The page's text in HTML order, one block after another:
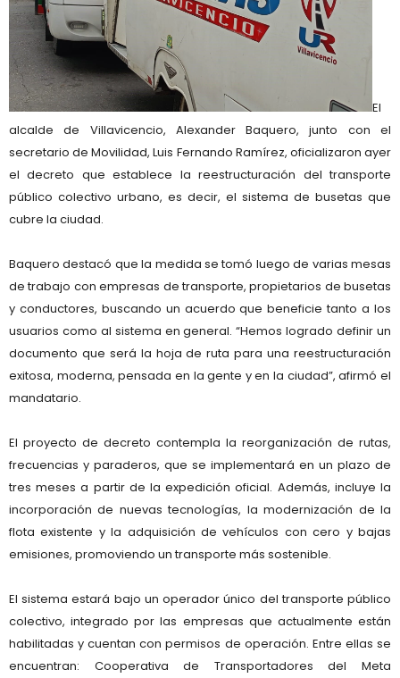
El
alcalde de Villavicencio, Alexander Baquero, junto con el
secretario de Movilidad, Luis Fernando Ramírez, oficializaron ayer
el decreto que establece la reestructuración del transporte
público colectivo urbano, es decir, el sistema de busetas que
cubre la ciudad.
Baquero destacó que la medida se tomó luego de varias mesas
de trabajo con empresas de transporte, propietarios de busetas
y conductores, buscando un acuerdo que beneficie tanto a los
usuarios como al sistema en general. “Hemos logrado definir un
documento que será la hoja de ruta para una reestructuración
exitosa, moderna, pensada en la gente y en la ciudad”, afirmó el
mandatario.
El proyecto de decreto contempla la reorganización de rutas,
frecuencias y paraderos, que se implementará en un plazo de
tres meses a partir de la expedición oficial. Además, incluye la
incorporación de nuevas tecnologías, la modernización de la
flota existente y la adquisición de vehículos con cero y bajas
emisiones, promoviendo un transporte más sostenible.
El sistema estará bajo un operador único del transporte público
colectivo, integrado por las empresas que actualmente están
habilitadas y cuentan con permisos de operación. Entre ellas se
encuentran: Cooperativa de Transportadores del Meta